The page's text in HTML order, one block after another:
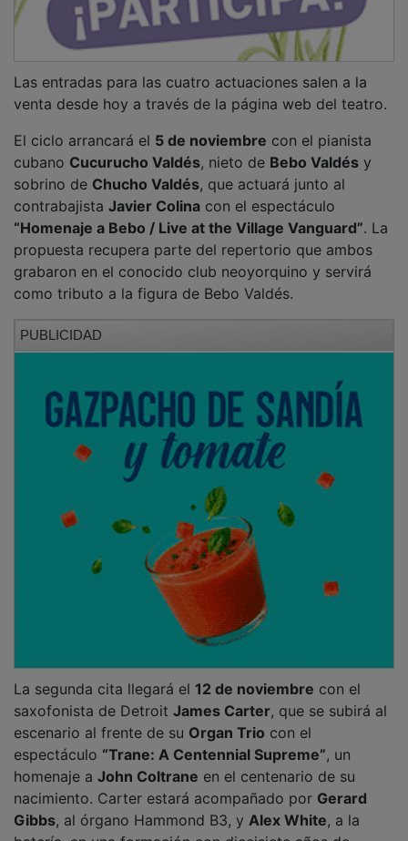
venta desde hoy a través de la página web del teatro.
cubano Cucurucho Valdés, nieto de Bebo Valdésy
sobrino deChucho Valdés, que actuará junto al
contrabajistaJavier Colinacon el espectáculo
“Homenaje a Bebo / Live at the Village Vanguard”
propuesta recupera parte del repertorio que ambos
grabaron en el conocido club neoyorquino y servirá
como tributo a la figura de Bebo Valdés.
saxofonista de Detroit James Carter, que se subirá al
escenario al frente de suOrgan Triocon el
espectáculo “Trane: A Centennial Supreme”
homenaje a John Coltraneen el centenario de su
nacimiento. Carter estará acompañado por Gerard
Gibbs, al órgano Hammond B3, yAlex White, a la
batería, en una formación con diecisiete años de